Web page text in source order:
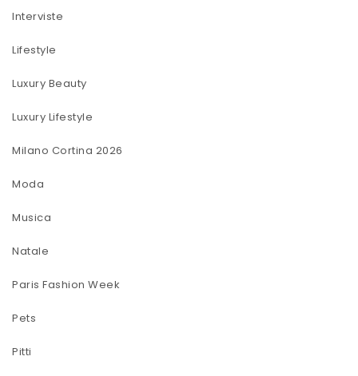
Interviste
Lifestyle
Luxury Beauty
Luxury Lifestyle
Milano Cortina 2026
Moda
Musica
Natale
Paris Fashion Week
Pets
Pitti